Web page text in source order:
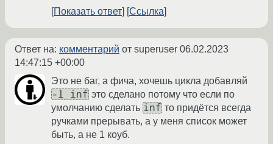
Показать ответ Ссылка
Ответ на: комментарий от superuser 06.02.2023
14:47:15 +00:00
Это не баг, а фича, хочешь цикла добавляй
-l inf это сделано потому что если по
умолчанию сделать inf то придётся всегда
ручками прерывать, а у меня список может
быть, а не 1 коуб.